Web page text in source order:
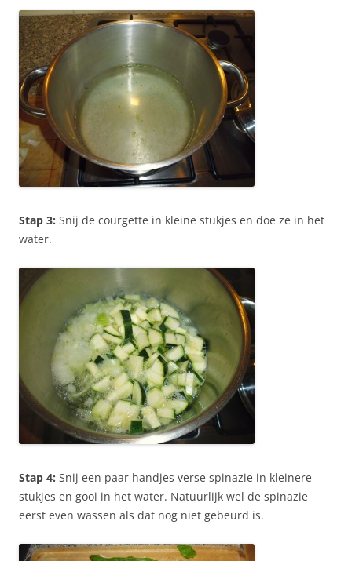
Stap 3: Snij de courgette in kleine stukjes en doe ze in het
water.
Stap 4: Snij een paar handjes verse spinazie in kleinere
stukjes en gooi in het water. Natuurlijk wel de spinazie
eerst even wassen als dat nog niet gebeurd is.